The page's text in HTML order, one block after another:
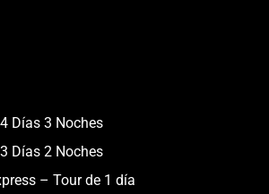
Días 3 Noches
Días 2 Noches
– Tour de 1 día